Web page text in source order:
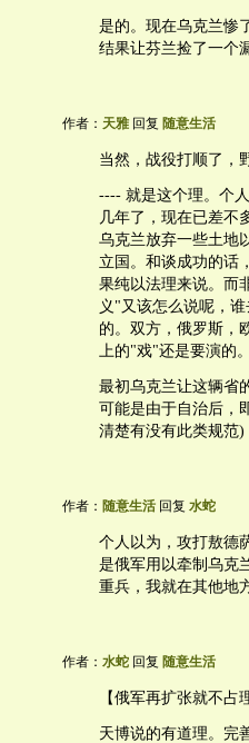
是的。现在乌克兰惨
结果让芬兰捡了一个
作者： 天雅 回复 随意生活
当然，战役打顺了，
---- 就是这个理。个
几年了，现在已差不
乌克兰放弃一些土地
立国。和谈成功的话
果纯以法理来说。而
义"又该怎么说呢，
的。双方，俄罗斯，
上的"戏"还是要演的
最初乌克兰让这辆省
可能是由于自治后，
清楚有没有此类规范)
作者： 随意生活 回复 水蛇
个人以为，攻打敖德
是俄军用以牵制乌克
重兵，我就在其他地
作者： 水蛇 回复 随意生活
【俄军再扩张就不占
天博说的有道理。完